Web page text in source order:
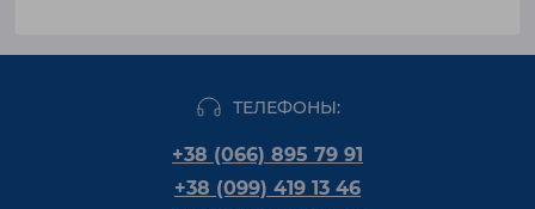
ТЕЛЕФОНЫ:
+38 (066) 895 79 91
+38 (099) 419 13 46